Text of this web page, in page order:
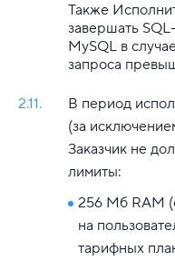
Также
завершать
MySQL в
запроса
2.11.
В период
(за
Заказчик не
лимиты:
256 Мб RAM
на
тарифных